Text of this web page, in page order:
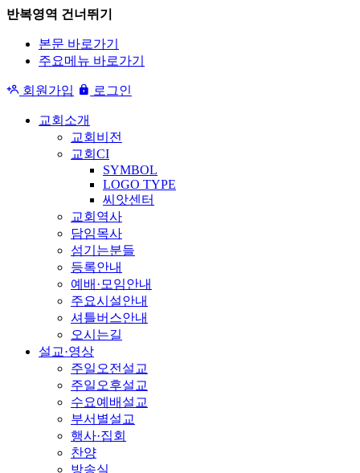
반복영역 건너뛰기
본문 바로가기
주요메뉴 바로가기
회원가입 로그인
교회소개
교회비전
교회CI
SYMBOL
LOGO TYPE
씨앗센터
교회역사
담임목사
섬기는분들
등록안내
예배·모임안내
주요시설안내
셔틀버스안내
오시는길
설교·영상
주일오전설교
주일오후설교
수요예배설교
부서별설교
행사·집회
찬양
방송실